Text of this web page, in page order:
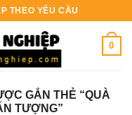
THEO YÊU CẦU
0
GẮN THẺ “QUÀ
TƯỢNG”